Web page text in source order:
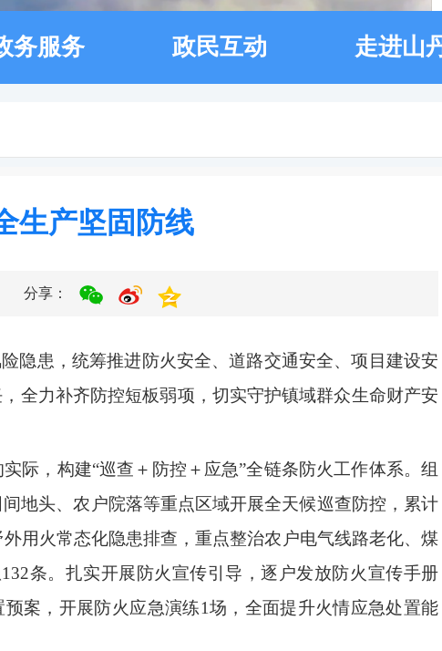
务服务 政民互动 走进山
生产坚固防线
分享：
隐患，统筹推进防火安全、道路交通安全、项目建设安
全力补齐防控短板弱项，切实守护镇域群众生命财产安
际，构建“巡查＋防控＋应急”全链条防火工作体系。组
地头、农户院落等重点区域开展全天候巡查防控，累计
用火常态化隐患排查，重点整治农户电气线路老化、煤
132条。扎实开展防火宣传引导，逐户发放防火宣传手册
预案，开展防火应急演练1场，全面提升火情应急处置能